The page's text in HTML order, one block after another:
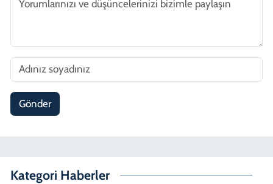
Gönder
Kategori Haberler